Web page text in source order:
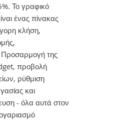
Το γραφικό
ένας πίνακας
κλήση,
της
προβολή
ρύθμιση
και
- όλα αυτά στον